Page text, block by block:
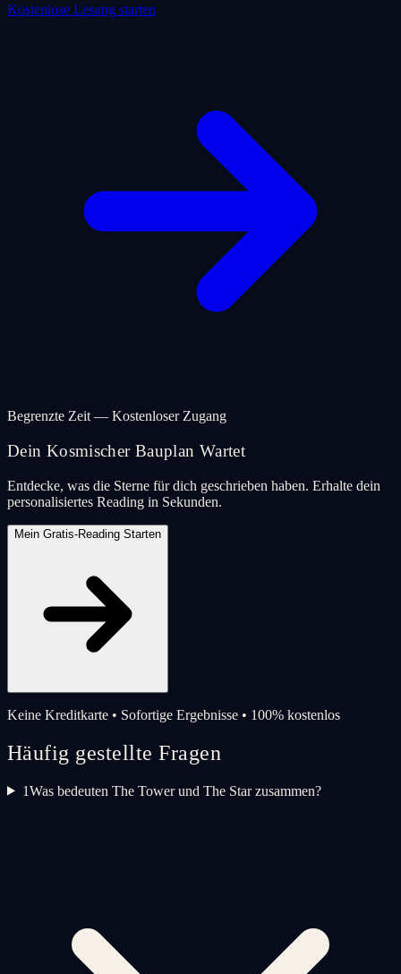
Kostenlose Lesung starten
Begrenzte Zeit — Kostenloser Zugang
Dein Kosmischer Bauplan Wartet
Entdecke, was die Sterne für dich geschrieben haben. Erhalte dein
personalisiertes Reading in Sekunden.
Mein Gratis-Reading Starten
Keine Kreditkarte • Sofortige Ergebnisse • 100% kostenlos
Häufig gestellte Fragen
1Was bedeuten The Tower und The Star zusammen?